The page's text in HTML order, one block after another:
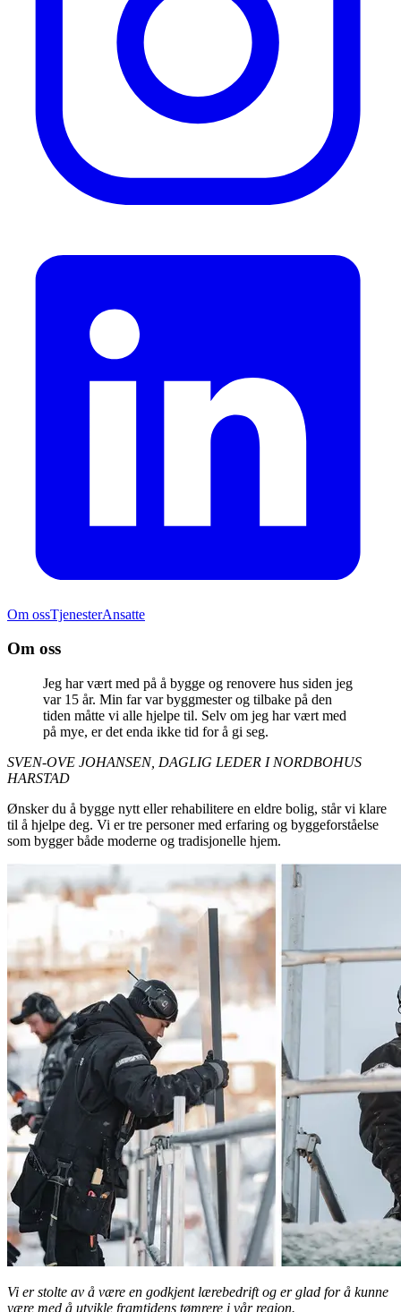
Om ossTjenesterAnsatte
Om oss
Jeg har vært med på å bygge og renovere hus siden jeg
var 15 år. Min far var byggmester og tilbake på den
tiden måtte vi alle hjelpe til. Selv om jeg har vært med
på mye, er det enda ikke tid for å gi seg.
SVEN-OVE JOHANSEN, DAGLIG LEDER I NORDBOHUS
HARSTAD
Ønsker du å bygge nytt eller rehabilitere en eldre bolig, står vi klare
til å hjelpe deg. Vi er tre personer med erfaring og byggeforståelse
som bygger både moderne og tradisjonelle hjem.
Vi er stolte av å være en godkjent lærebedrift og er glad for å kunne
være med å utvikle framtidens tømrere i vår region.